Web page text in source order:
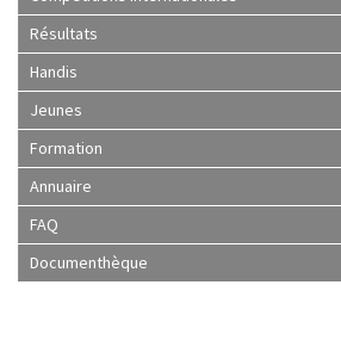
Résultats
Handis
Jeunes
Formation
Annuaire
FAQ
Documenthèque